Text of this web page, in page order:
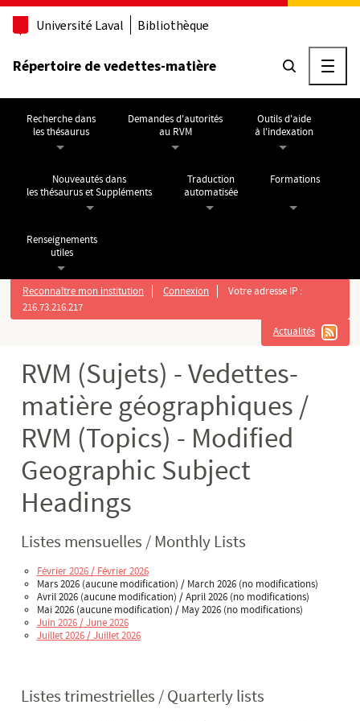
Université Laval Bibliothèque
Répertoire de vedettes-matière
Recherche dans
les thésaurus
Demandes d'autorités
au RVM
Outils d'aide
à l'indexation
Nouveautés dans
les thésaurus et Suppléments
Traduction
automatisée
Formations
Renseignements
utiles
Reconnaître mon institution Connexion
Votre adresse IP :
216.73.216.217
Actualités
RVM (Sujets) - Vedettes-
matière géographiques /
RVM (Topics) - Modified
Geographic Subject
Headings
Listes mensuelles / Monthly Lists
Février 2026 / Février 2026
Mars 2026 (aucune modification) / March 2026 (no modifications)
Avril 2026 (aucune modification) / April 2026 (no modifications)
Mai 2026 (aucune modification) / May 2026 (no modifications)
Juin 2026 / June 2026
Juillet 2026 / Juillet 2026
Listes trimestrielles / Quarterly lists